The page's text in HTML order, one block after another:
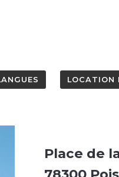
LOCATION
Place de